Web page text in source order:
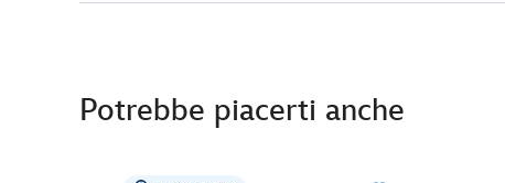
Potrebbe piacerti anche